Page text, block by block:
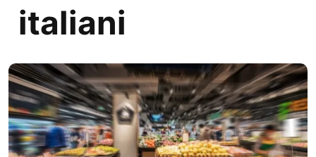
italiani